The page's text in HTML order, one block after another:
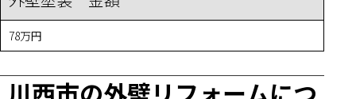
78万円